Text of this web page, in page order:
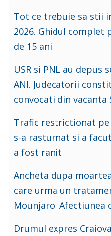
Tot ce trebuie sa stii
2026. Ghidul complet
de 15 ani
USR si PNL au depus
ANI. Judecatorii
convocati din vacanta
Trafic restrictionat pe
s-a rasturnat si a
a fost ranit
Ancheta dupa
care urma un
Mounjaro. Afectiunea
Drumul expres